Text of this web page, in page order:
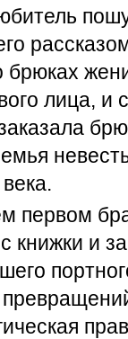
брюках
лица, и
первом
книжки и